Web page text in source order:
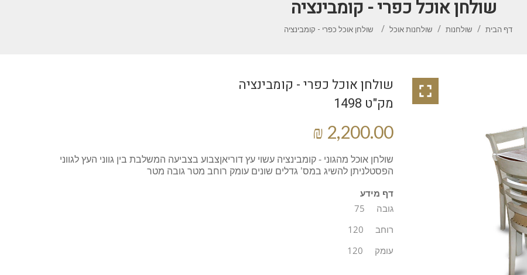
שולחן אוכל כפרי - קומבינציה
דף הבית שולחנות שולחנות אוכל שולחן אוכל כפרי - קומבינציה

שולחן אוכל כפרי - קומבינציה
מק"ט 1498
שולחן אוכל מהגוני - קומבינציה עשוי עץ דוריאןצבוע בצביעה המשלבת בין גווני העץ לגווני
הפסטלניתן להשיג במס' גדלים שונים עומק רוחב מטר גובה מטר
דף מידע
גובה
75
רוחב
120
עומק
120